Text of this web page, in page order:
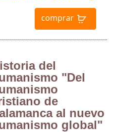
comprar
del
"Del
de
al nuevo
global"